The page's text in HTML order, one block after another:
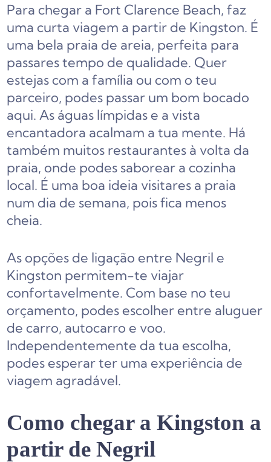
Para chegar a Fort Clarence Beach, faz
uma curta viagem a partir de Kingston. É
uma bela praia de areia, perfeita para
passares tempo de qualidade. Quer
estejas com a família ou com o teu
parceiro, podes passar um bom bocado
aqui. As águas límpidas e a vista
encantadora acalmam a tua mente. Há
também muitos restaurantes à volta da
praia, onde podes saborear a cozinha
local. É uma boa ideia visitares a praia
num dia de semana, pois fica menos
cheia.
As opções de ligação entre Negril e
Kingston permitem-te viajar
confortavelmente. Com base no teu
orçamento, podes escolher entre aluguer
de carro, autocarro e voo.
Independentemente da tua escolha,
podes esperar ter uma experiência de
viagem agradável.
Como chegar a Kingston a
partir de Negril